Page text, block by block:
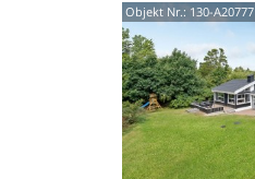
Objekt Nr.: 130-A20777